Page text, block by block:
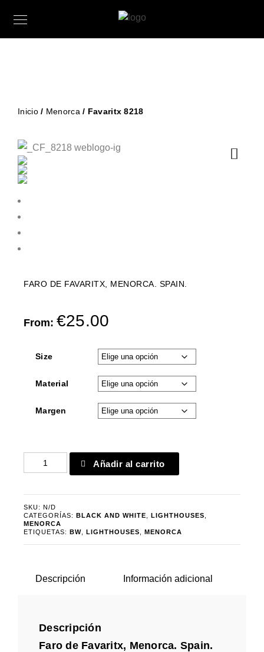
Inicio/ Menorca / Favaritx 8218
FARO DE FAVARITX, MENORCA. SPAIN.
From: €25.00
Size
Material
Margen
Favaritx
8218
Añadir al carrito
SKU: N/D
CATEGORÍAS: BLACK AND WHITE LIGHTHOUSES
MENORCA
ETIQUETAS: BW LIGHTHOUSES MENORCA
Descripción Información adicional
Descripción
Faro de Favaritx, Menorca. Spain.